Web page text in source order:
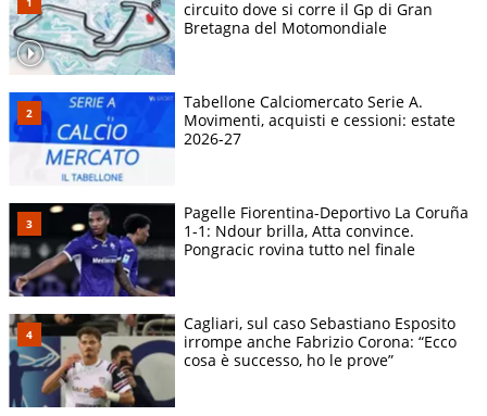
circuito dove si corre il Gp di Gran
Bretagna del Motomondiale
Tabellone Calciomercato Serie A.
Movimenti, acquisti e cessioni: estate
2026-27
Pagelle Fiorentina-Deportivo La Coruña
1-1: Ndour brilla, Atta convince.
Pongracic rovina tutto nel finale
Cagliari, sul caso Sebastiano Esposito
irrompe anche Fabrizio Corona: “Ecco
cosa è successo, ho le prove”